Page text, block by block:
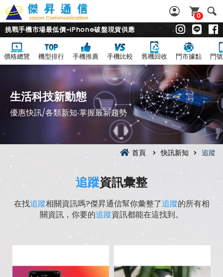
0
挑戰手機市場最低價~iPhone破盤現貨供應
價格總覽 機型排行 手機推薦 手機比較 舊機回收 門市據點 門
生活科技新動態
優惠快訊/各類新知‧掌握最新趨勢
首頁 快訊新知 追蹤
追蹤資訊彙整
在找追蹤相關資訊嗎?傑昇通信幫你彙整了追蹤的所有相
關資訊，你要的追蹤資訊都能在這找到。